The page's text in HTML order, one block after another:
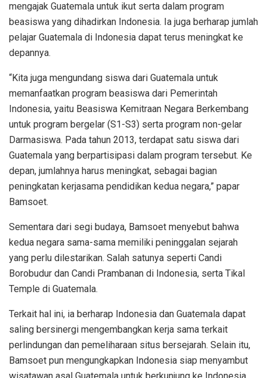
mengajak Guatemala untuk ikut serta dalam program
beasiswa yang dihadirkan Indonesia. Ia juga berharap jumlah
pelajar Guatemala di Indonesia dapat terus meningkat ke
depannya.
“Kita juga mengundang siswa dari Guatemala untuk
memanfaatkan program beasiswa dari Pemerintah
Indonesia, yaitu Beasiswa Kemitraan Negara Berkembang
untuk program bergelar (S1-S3) serta program non-gelar
Darmasiswa. Pada tahun 2013, terdapat satu siswa dari
Guatemala yang berpartisipasi dalam program tersebut. Ke
depan, jumlahnya harus meningkat, sebagai bagian
peningkatan kerjasama pendidikan kedua negara,” papar
Bamsoet.
Sementara dari segi budaya, Bamsoet menyebut bahwa
kedua negara sama-sama memiliki peninggalan sejarah
yang perlu dilestarikan. Salah satunya seperti Candi
Borobudur dan Candi Prambanan di Indonesia, serta Tikal
Temple di Guatemala.
Terkait hal ini, ia berharap Indonesia dan Guatemala dapat
saling bersinergi mengembangkan kerja sama terkait
perlindungan dan pemeliharaan situs bersejarah. Selain itu,
Bamsoet pun mengungkapkan Indonesia siap menyambut